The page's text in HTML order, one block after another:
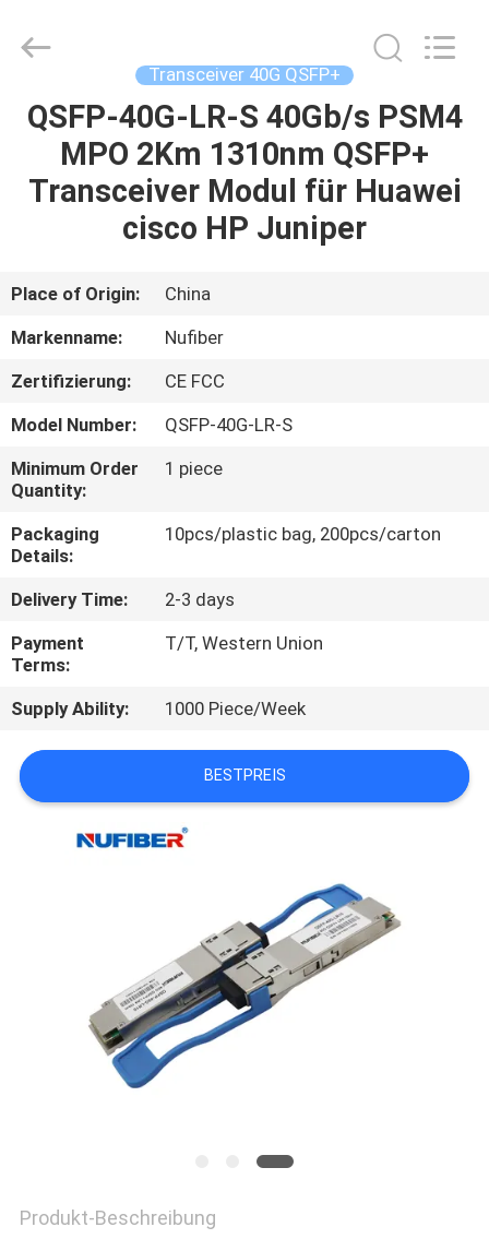
HAUS
PRODUKTE
UNS
AUSFLUG
QUALITÄTSKONTROLLE
TRETEN
MIT
UNS
VERBINDUNG
NACHRICHTEN
SITEMAP
Rights
Transceiver 40G QSFP+
QSFP-40G-LR-S 40Gb/s PSM4
MPO 2Km 1310nm QSFP+
Transceiver Modul für Huawei
cisco HP Juniper
Place of Origin:
China
Markenname:
Nufiber
Zertifizierung:
CE FCC
Model Number:
QSFP-40G-LR-S
Minimum Order
Quantity:
1 piece
Packaging
Details:
10pcs/plastic bag, 200pcs/carton
Delivery Time:
2-3 days
Payment
Terms:
T/T, Western Union
Supply Ability: 1000 Piece/Week
BESTPREIS
Produkt-Beschreibung